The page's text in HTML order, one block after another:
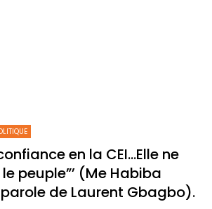
en la CEI…Elle ne
peuple”’ (Me Habiba
de Laurent Gbagbo).